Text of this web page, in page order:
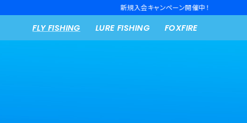
新規入会キャンペーン開催中！
FLY FISHING LURE FISHING FOXFIRE